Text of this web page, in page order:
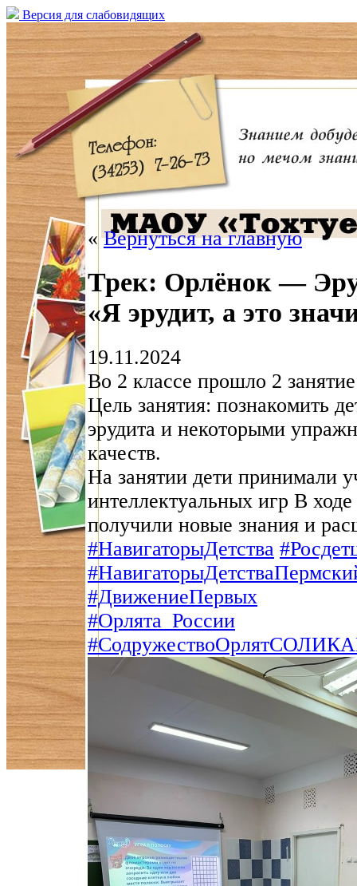
Версия для слабовидящих
«Вернуться на главную
Трек: Орлёнок —
«Я эрудит, а это
19.11.2024
Во 2 классе прошло 2
Цель занятия: познакомить
эрудита и некоторыми
качеств.
На занятии дети принимали
интеллектуальных игр В
получили новые знания и
#НавигаторыДетства
#ДвижениеПервых
#Орлята_России